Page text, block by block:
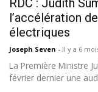
RDC : Judith
l’accélération
électriques
Joseph Seven - Il y a 6
La Première Ministre
février dernier une